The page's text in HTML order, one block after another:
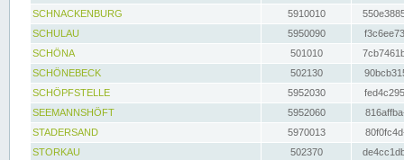
SCHNACKENBURG
5910010
SCHULAU
5950090
SCHÖNA
501010
SCHÖNEBECK
502130
SCHÖPFSTELLE
5952030
SEEMANNSHÖFT
5952060
STADERSAND
5970013
STORKAU
502370